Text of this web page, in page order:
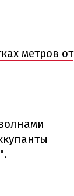
метров от